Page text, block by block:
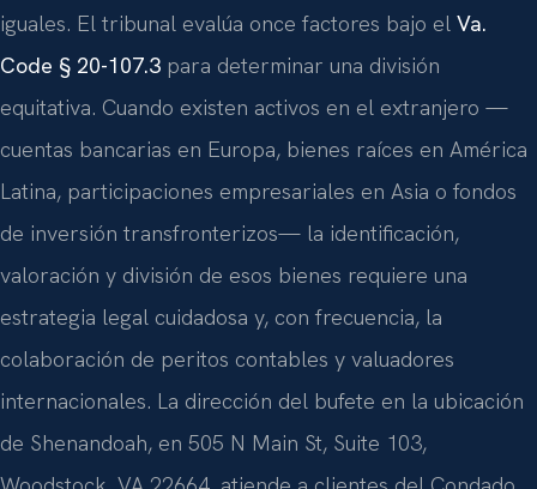
iguales. El tribunal evalúa once factores bajo el Va.
Code § 20-107.3 para determinar una división
equitativa. Cuando existen activos en el extranjero —
cuentas bancarias en Europa, bienes raíces en América
Latina, participaciones empresariales en Asia o fondos
de inversión transfronterizos— la identificación,
valoración y división de esos bienes requiere una
estrategia legal cuidadosa y, con frecuencia, la
colaboración de peritos contables y valuadores
internacionales. La dirección del bufete en la ubicación
de Shenandoah, en 505 N Main St, Suite 103,